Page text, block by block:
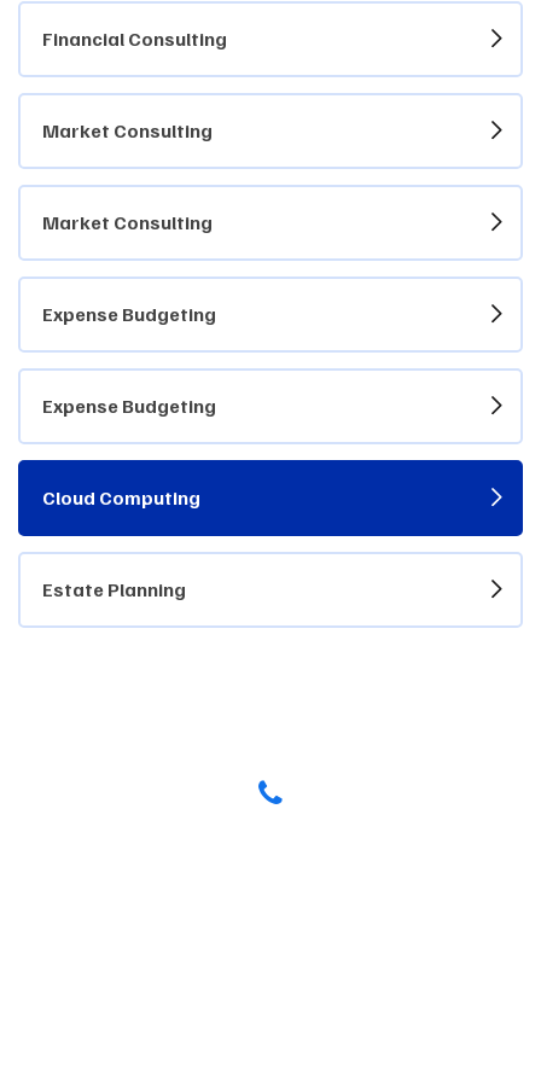
Financial Consulting
Market Consulting
Market Consulting
Expense Budgeting
Expense Budgeting
Cloud Computing
Estate Planning